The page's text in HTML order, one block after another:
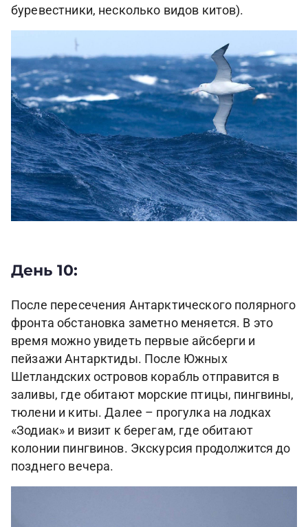
буревестники, несколько видов китов).
День 10:
После пересечения Антарктического полярного
фронта обстановка заметно меняется. В это
время можно увидеть первые айсберги и
пейзажи Антарктиды. После Южных
Шетландских островов корабль отправится в
заливы, где обитают морские птицы, пингвины,
тюлени и киты. Далее – прогулка на лодках
«Зодиак» и визит к берегам, где обитают
колонии пингвинов. Экскурсия продолжится до
позднего вечера.